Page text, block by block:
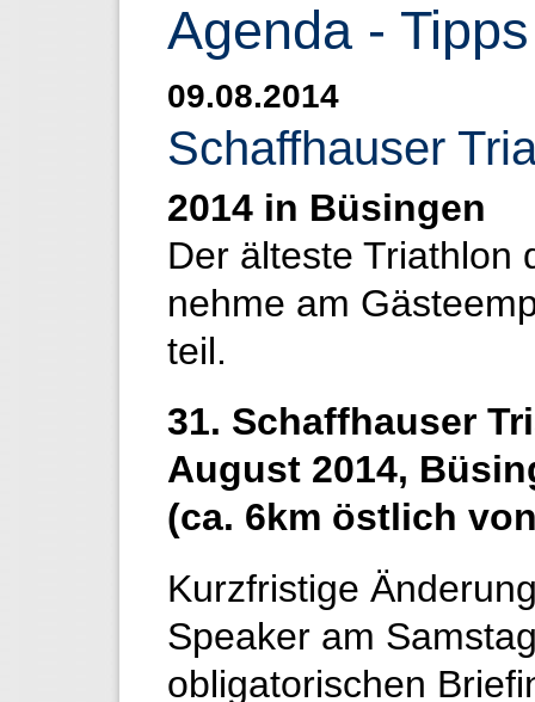
Agenda -
09.08.2014
Schaffhauser
2014 in Büsingen
Der älteste Triathlon
nehme am
teil.
31. Schaffhauser
August 2014,
(ca. 6km östlich
Kurzfristige
Speaker am
obligatorischen